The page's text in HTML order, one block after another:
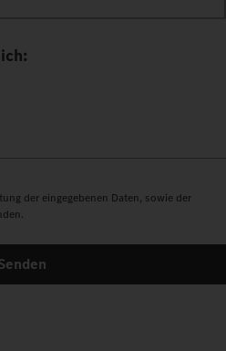
der eingegebenen Daten, sowie der